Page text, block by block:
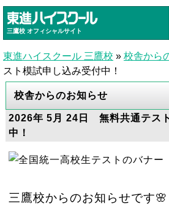
三鷹校 オフィシャルサイト
東進ハイスクール 三鷹校 » 校舎から
スト模試申し込み受付中！
校舎からのお知らせ
2026年 5月 24日 無料共通テス
中！
三鷹校からのお知らせです🌸